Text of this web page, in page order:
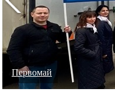
Первомай